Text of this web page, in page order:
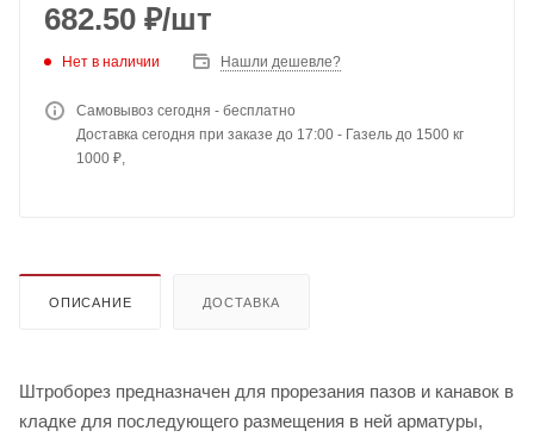
682.50 ₽/шт
Нет в наличии Нашли дешевле?
Самовывоз сегодня - бесплатно
Доставка сегодня при заказе до 17:00 - Газель до 1500 кг
1000 ₽,
ОПИСАНИЕ ДОСТАВКА
Штроборез предназначен для прорезания пазов и канавок в
кладке для последующего размещения в ней арматуры,